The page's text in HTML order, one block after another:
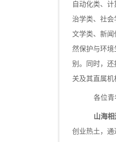
自动化类、
治学类、社
文学类、新闻
然保护与环
别。同时，还
关及其直属机
各位青
山海
创业热土，通